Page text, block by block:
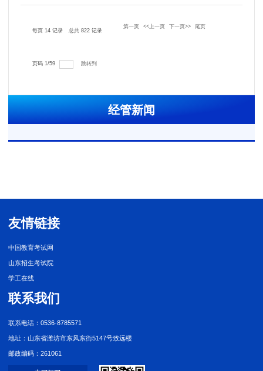
经管新闻
每页 14记录 总共 822记录
第一页 <<上一页 下一页>> 尾页
页码 1/59 跳转到
友情链接
中国教育考试网
山东招生考试院
学工在线
联系我们
联系电话：0536-8785571
地址：山东省潍坊市东风东街5147号致远楼
邮政编码：261061